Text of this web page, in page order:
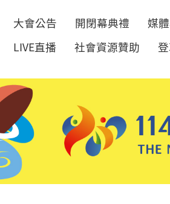
大會公告 開閉幕典禮 媒
LIVE直播 社會資源贊助